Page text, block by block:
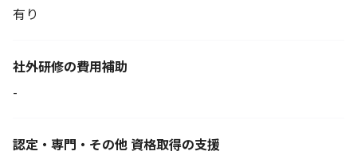
有り
社外研修の費用補助
-
認定・専門・その他 資格取得の支援